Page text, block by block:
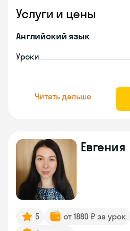
Услуги и цены
Английский язык
Уроки
Читать дальше
Евгения
5 от 1880 ₽ за урок